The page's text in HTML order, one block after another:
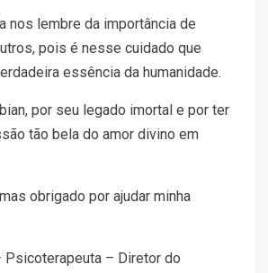
nos lembre da importância de
pois é nesse cuidado que
essência da humanidade.
por seu legado imortal e por ter
tão bela do amor divino em
obrigado por ajudar minha
Psicoterapeuta – Diretor do